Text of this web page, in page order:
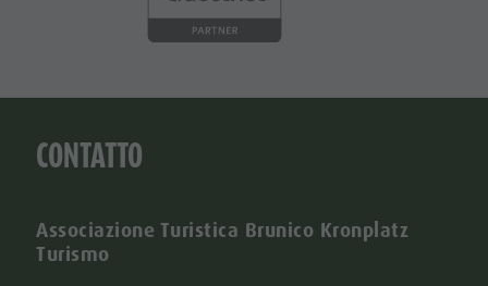
CONTATTO
Associazione Turistica Brunico Kronplatz
Turismo